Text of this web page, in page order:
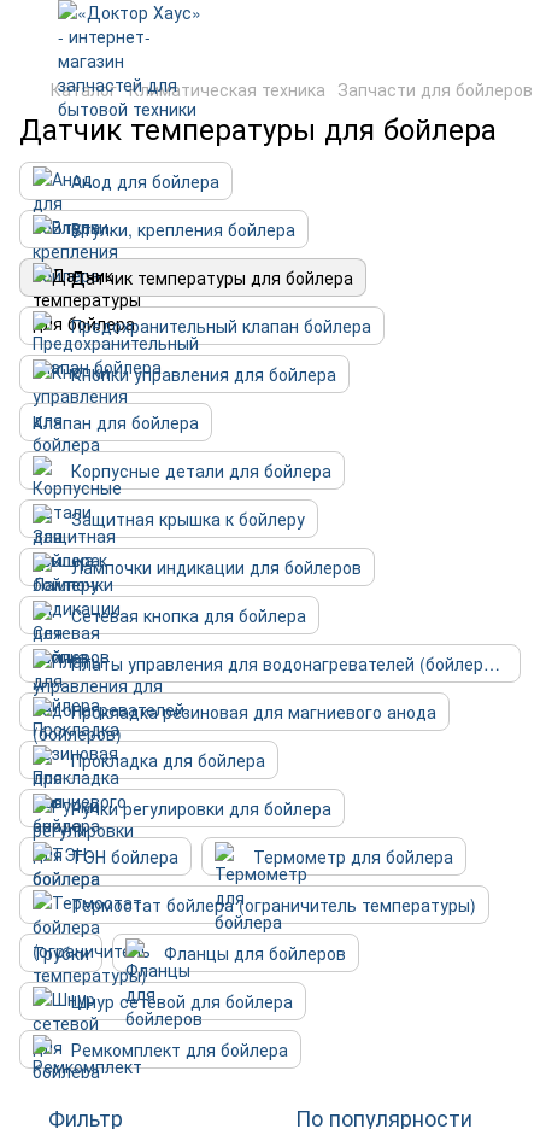
Каталог Климатическая техника Запчасти для бойлеров
Датчик температуры для бойлера
Анод для бойлера
Втулки, крепления бойлера
Датчик температуры для бойлера
Предохранительный клапан бойлера
Кнопки управления для бойлера
Клапан для бойлера
Корпусные детали для бойлера
Защитная крышка к бойлеру
Лампочки индикации для бойлеров
Сетевая кнопка для бойлера
Платы управления для водонагревателей (бойлеров)
Прокладка резиновая для магниевого анода
Прокладка для бойлера
Ручки регулировки для бойлера
ТЭН бойлера
Термометр для бойлера
Термостат бойлера (ограничитель температуры)
Трубки
Фланцы для бойлеров
Шнур сетевой для бойлера
Ремкомплект для бойлера
Фильтр По популярности